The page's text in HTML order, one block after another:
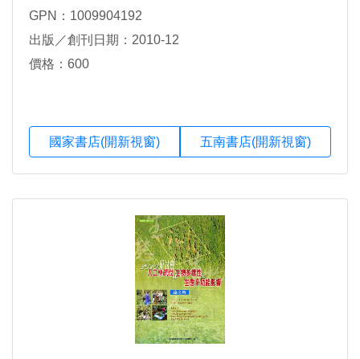
GPN：1009904192
出版／創刊日期：2010-12
價格：600
國家書店(開新視窗) 五南書店(開新視窗)